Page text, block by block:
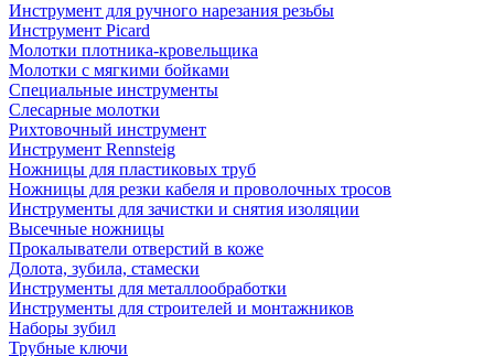
Инструмент для ручного нарезания резьбы
Инструмент Picard
Молотки плотника-кровельщика
Молотки с мягкими бойками
Специальные инструменты
Слесарные молотки
Рихтовочный инструмент
Инструмент Rennsteig
Ножницы для пластиковых труб
Ножницы для резки кабеля и проволочных тросов
Инструменты для зачистки и снятия изоляции
Высечные ножницы
Прокалыватели отверстий в коже
Долота, зубила, стамески
Инструменты для металлообработки
Инструменты для строителей и монтажников
Наборы зубил
Трубные ключи